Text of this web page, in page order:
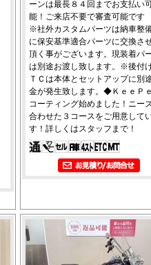
ーンは最長８４回までお支払い
能！ご来店不要で審査可能です
※社外カスタムパーツは納車整
に保安基準適合パーツに交換さ
頂く事がございます。現装着パ
は別途お渡し致します。※後付
ＴＣは本体とセットアップに別
金が発生致します。◆ＫｅｅＰ
コーティング始めました！ニー
合わせた３コースをご用意して
す！詳しくはスタッフまで！